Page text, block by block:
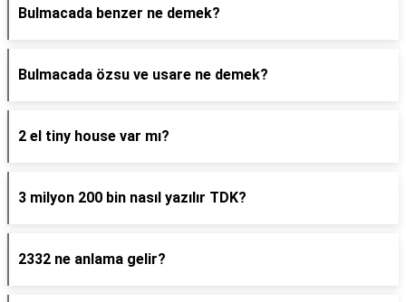
Bulmacada benzer ne demek?
Bulmacada özsu ve usare ne demek?
2 el tiny house var mı?
3 milyon 200 bin nasıl yazılır TDK?
2332 ne anlama gelir?